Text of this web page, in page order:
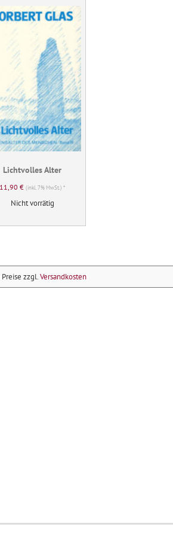
Lichtvolles Alter
11,90€ (inkl. 7% MwSt.) *
Nicht vorrätig
Preise zzgl.Versandkosten